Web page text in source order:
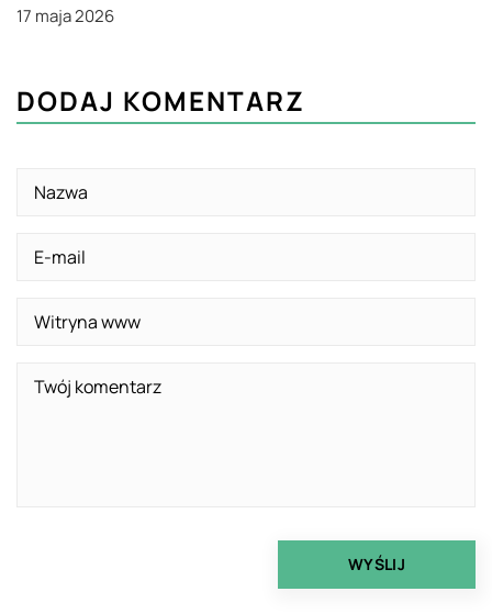
17 maja 2026
DODAJ KOMENTARZ